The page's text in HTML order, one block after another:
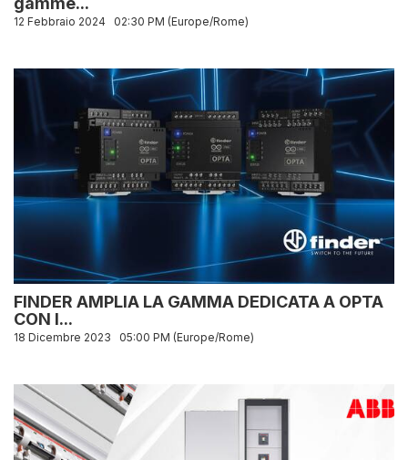
12 Febbraio 2024 02:30 PM (Europe/Rome)
FINDER AMPLIA LA GAMMA DEDICATA A OPTA
CON I...
18 Dicembre 2023 05:00 PM (Europe/Rome)